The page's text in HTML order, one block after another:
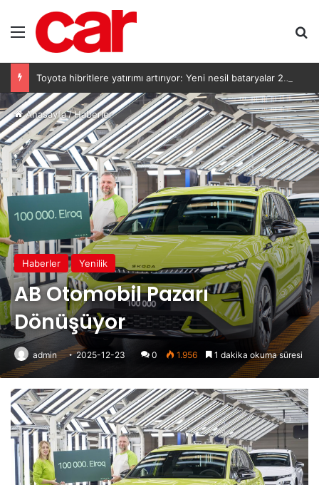
Menü
Toyota hibritlere yatırımı artırıyor: Yeni nesil bataryalar 2027’de geliyor
Anasayfa/Haberler
Haberler Yenilik
AB Otomobil Pazarı
Dönüşüyor
admin 2025-12-23 0 1.956 1 dakika okuma süresi